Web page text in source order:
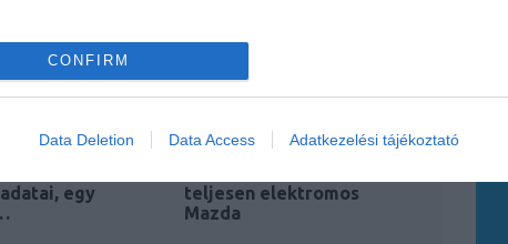
CONFIRM
Data Deletion Data Access Adatkezelési tájékoztató
egy
teljesen elektromos
Mazda